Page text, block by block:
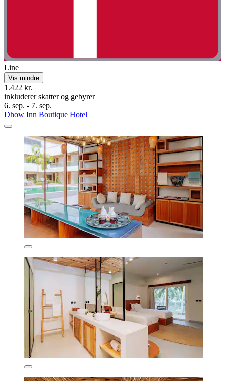
Line
Vis mindre
1.422 kr.
inkluderer skatter og gebyrer
6. sep. - 7. sep.
Dhow Inn Boutique Hotel